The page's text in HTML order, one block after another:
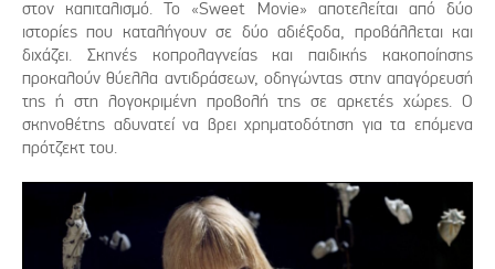
στον καπιταλισμό. Το «Sweet Movie» αποτελείται από δύο
ιστορίες που καταλήγουν σε δύο αδιέξοδα, προβάλλεται και
διχάζει. Σκηνές κοπρολαγνείας και παιδικής κακοποίησης
προκαλούν θύελλα αντιδράσεων, οδηγώντας στην απαγόρευσή
της ή στη λογοκριμένη προβολή της σε αρκετές χώρες. Ο
σκηνοθέτης αδυνατεί να βρει χρηματοδότηση για τα επόμενα
πρότζεκτ του.